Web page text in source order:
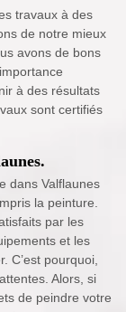
travaux à des
de notre mieux
avons de bons
à des résultats
sont certifiés
dans Valflaunes
la peinture.
par les
et les
C’est pourquoi,
Alors, si
de peindre votre